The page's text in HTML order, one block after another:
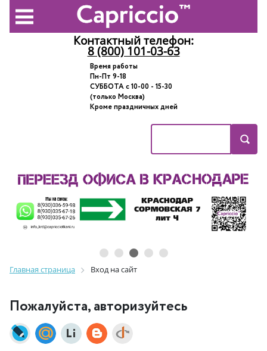
Контактный телефон:
8 (800) 101-03-63
Время работы
Пн-Пт 9-18
СУББОТА с 10-00 - 15-30
(только Москва)
Кроме праздничных дней
Главная страница Вход на сайт
Пожалуйста, авторизуйтесь